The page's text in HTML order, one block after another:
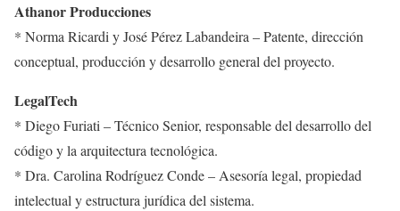
Athanor Producciones
* Norma Ricardi y José Pérez Labandeira – Patente, dirección
conceptual, producción y desarrollo general del proyecto.
LegalTech
* Diego Furiati – Técnico Senior, responsable del desarrollo del
código y la arquitectura tecnológica.
* Dra. Carolina Rodríguez Conde – Asesoría legal, propiedad
intelectual y estructura jurídica del sistema.